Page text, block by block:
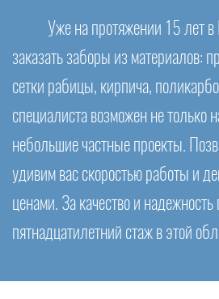
Уже на протяжении 15 лет
заказать заборы из материалов:
сетки рабицы, кирпича,
специалиста возможен не только
небольшие частные проекты.
удивим вас скоростью работы и
ценами. За качество и надежность
пятнадцатилетний стаж в этой